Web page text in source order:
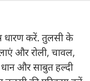
धारण करें. तुलसी के
और रोली, चावल,
और साबुत हल्दी